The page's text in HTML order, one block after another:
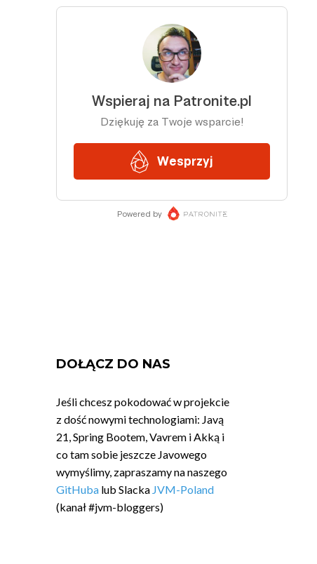
DOŁĄCZ DO NAS
Jeśli chcesz pokodować w projekcie
z dość nowymi technologiami: Javą
21, Spring Bootem, Vavrem i Akką i
co tam sobie jeszcze Javowego
wymyślimy, zapraszamy na naszego
GitHuba lub Slacka JVM-Poland
(kanał #jvm-bloggers)